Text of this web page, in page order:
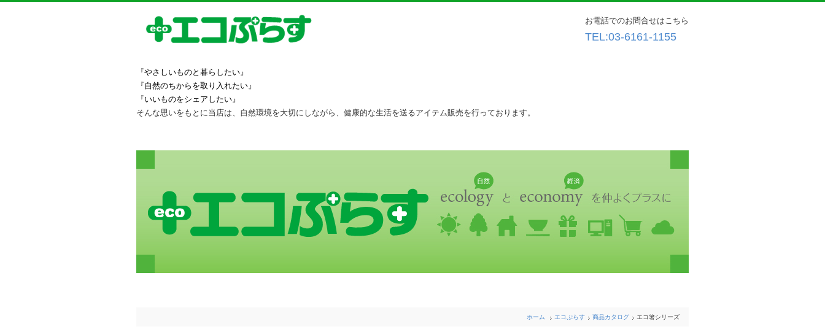
『やさしいものと暮らしたい』
『自然のちからを取り入れたい』
『いいものをシェアしたい』
そんな思いをもとに当店は、自然環境を大切にしながら、健康的な生活を送るアイテム販売を行っております。
お電話でのお問合せはこちら
TEL:03-6161-1155
ホーム エコぷらす 商品カタログ エコ箸シリーズ